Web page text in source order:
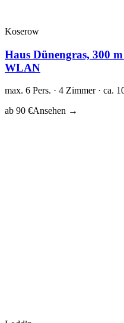
Koserow
Haus Dünengras, 300
WLAN
max. 6 Pers. · 4 Zimmer · ca.
ab 90 €Ansehen →